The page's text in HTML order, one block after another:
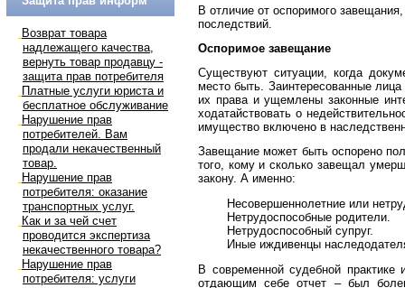
Возврат товара
надлежащего качества,
вернуть товар продавцу -
защита прав потребителя
Платные услуги юриста и
бесплатное обслуживание
Нарушение прав
потребителей. Вам
продали некачественный
товар.
Нарушение прав
потребителя: оказание
транспортных услуг.
Как и за чей счет
проводится экспертиза
некачественного товара?
Нарушение прав
потребителя: услуги
В отличие от оспоримого
последствий.
Оспоримое завещание
Существуют ситуации, когда
место быть. Заинтересованные
их права и ущемлены законные
ходатайствовать о
имущество включено в
Завещание может быть оспорено
того, кому и сколько завещал
закону. А именно:
Несовершеннолетние или
Нетрудоспособные родители.
Нетрудоспособный супруг.
Иные иждивенцы
В современной судебной практике
отдающим себе отчет – был